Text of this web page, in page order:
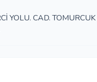
YOLU. CAD.